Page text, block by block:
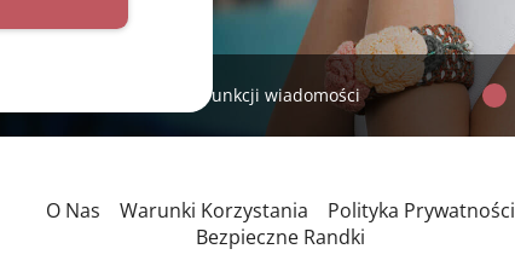
do zaawansowanych funkcji wiadomości
O Nas Warunki Korzystania
Polityka Prywatności
Bezpieczne Randki